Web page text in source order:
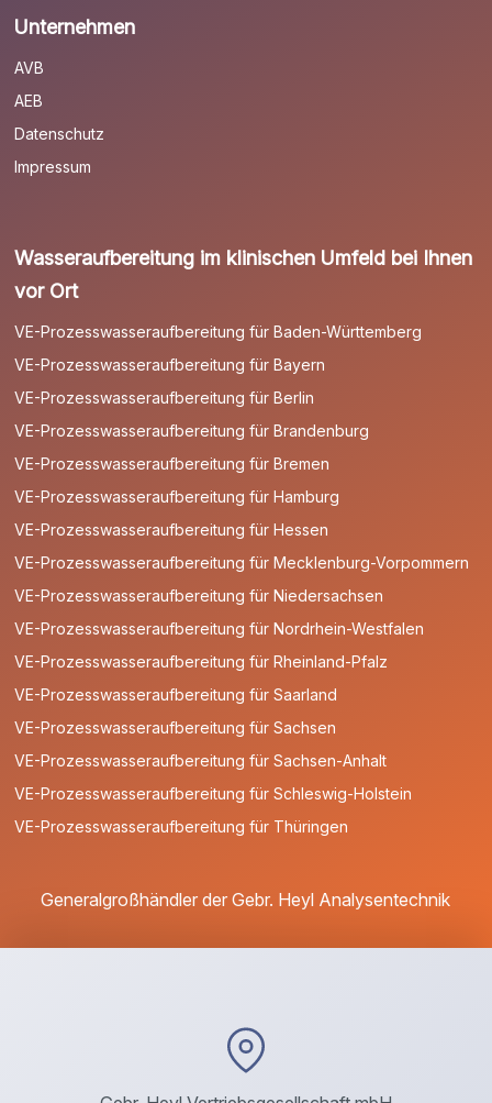
Unternehmen
AVB
AEB
Datenschutz
Impressum
Wasseraufbereitung im klinischen Umfeld bei Ihnen
vor Ort
VE-Prozesswasseraufbereitung für Baden-Württemberg
VE-Prozesswasseraufbereitung für Bayern
VE-Prozesswasseraufbereitung für Berlin
VE-Prozesswasseraufbereitung für Brandenburg
VE-Prozesswasseraufbereitung für Bremen
VE-Prozesswasseraufbereitung für Hamburg
VE-Prozesswasseraufbereitung für Hessen
VE-Prozesswasseraufbereitung für Mecklenburg-Vorpommern
VE-Prozesswasseraufbereitung für Niedersachsen
VE-Prozesswasseraufbereitung für Nordrhein-Westfalen
VE-Prozesswasseraufbereitung für Rheinland-Pfalz
VE-Prozesswasseraufbereitung für Saarland
VE-Prozesswasseraufbereitung für Sachsen
VE-Prozesswasseraufbereitung für Sachsen-Anhalt
VE-Prozesswasseraufbereitung für Schleswig-Holstein
VE-Prozesswasseraufbereitung für Thüringen
Generalgroßhändler der Gebr. Heyl Analysentechnik